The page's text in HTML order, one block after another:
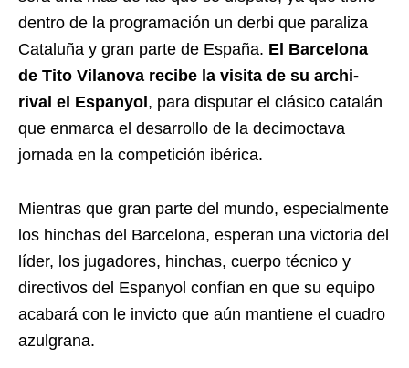
dentro de la programación un derbi que paraliza
Cataluña y gran parte de España. El Barcelona
de Tito Vilanova recibe la visita de su archi-
rival el Espanyol , para disputar el clásico catalán
que enmarca el desarrollo de la decimoctava
jornada en la competición ibérica.
Mientras que gran parte del mundo, especialmente
los hinchas del Barcelona, esperan una victoria del
líder, los jugadores, hinchas, cuerpo técnico y
directivos del Espanyol confían en que su equipo
acabará con le invicto que aún mantiene el cuadro
azulgrana.